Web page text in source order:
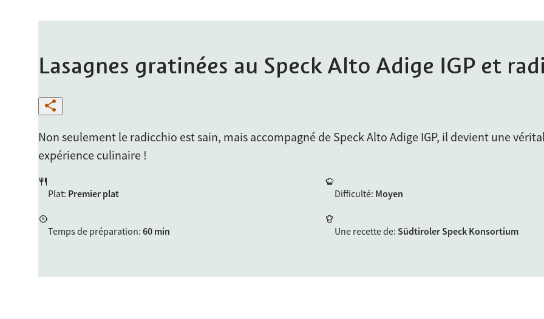
Lasagnes gratinées au Speck Alto Adige IGP et
Non seulement le radicchio est sain, mais accompagné de Speck Alto Adige IGP, il devient une
expérience culinaire !
Plat: Premier plat Difficulté: Moyen
Temps de préparation: 60 min Une recette de: Südtiroler Speck Konsortium